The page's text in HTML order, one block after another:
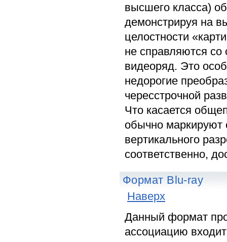
высшего класса)
демонстрируя на
целостности
не справляются
видеоряд. Это
недорогие
чересстрочной
Что касается
обычно маркируют
вертикального
соответственно,
Формат Blu-ray
Наверх
Данный формат
ассоциацию